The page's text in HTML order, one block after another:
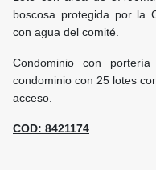
boscosa protegida por la
con agua del comité.
Condominio con
condominio con 25 lotes
acceso.
COD: 8421174